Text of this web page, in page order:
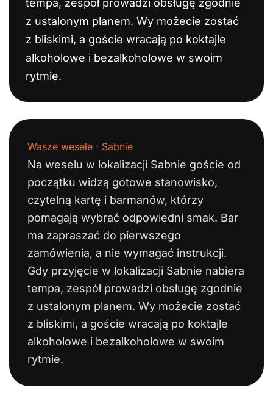
z ustalonym planem. Wy możecie zostać
z bliskimi, a goście wracają po koktajle
alkoholowe i bezalkoholowe w swoim
rytmie.
Wasze wesele · Sabnie
Na weselu w lokalizacji Sabnie goście od
początku widzą gotowe stanowisko,
czytelną kartę i barmanów, którzy
pomagają wybrać odpowiedni smak. Bar
ma zapraszać do pierwszego
zamówienia, a nie wymagać instrukcji.
Gdy przyjęcie w lokalizacji Sabnie nabiera
tempa, zespół prowadzi obsługę zgodnie
z ustalonym planem. Wy możecie zostać
z bliskimi, a goście wracają po koktajle
alkoholowe i bezalkoholowe w swoim
rytmie.